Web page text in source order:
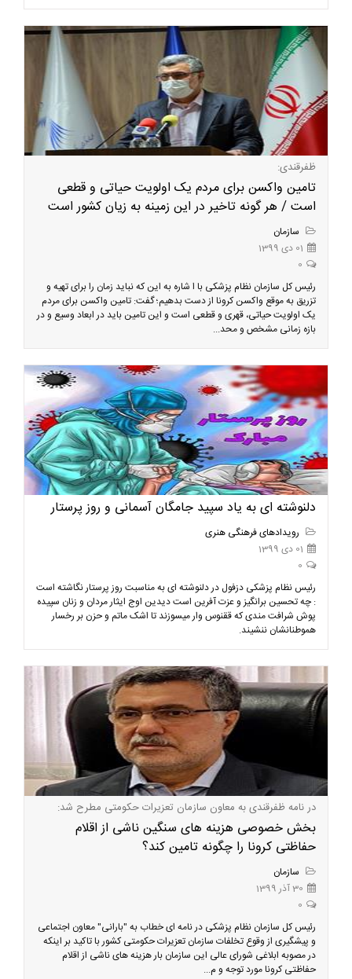
ظفرقندی:
تامین واکسن برای مردم یک اولویت حیاتی و قطعی
است / هر گونه تاخیر در این زمینه به زیان کشور است
سازمان
01 دی 1399
0
رئیس کل سازمان نظام پزشکی با ا شاره به این که نباید زمان را برای تهیه و
تزریق به موقع واکسن کرونا از دست بدهیم؛ گفت: تامین واکسن برای مردم‌
یک اولویت حیاتی، قهری و قطعی است و این تامین باید در ابعاد وسیع و در
بازه زمانی مشخص و محد...
دلنوشته ای به یاد سپید جامگان آسمانی و روز پرستار
رویدادهای فرهنگی هنری
01 دی 1399
0
رئیس نظام پزشکی دزفول در دلنوشته ای به مناسبت روز پرستار نگاشته است
: چه تحسین برانگیز و عزت آفرین است دیدین اوج ایثار مردان و زنان سپیده
پوش شرافت مندی که ققنوس وار میسوزند تا اشک ماتم و حزن بر رخسار
هموطنانشان ننشیند.
در نامه ظفرقندی به معاون سازمان تعزیرات حکومتی مطرح شد:
بخش خصوصی هزینه های سنگین ناشی از اقلام
حفاظتی کرونا را چگونه تامین کند؟
سازمان
30 آذر 1399
0
رئیس کل سازمان نظام پزشکی در نامه ای خطاب به "بارانی" معاون اجتماعی
و پیشگیری از وقوع تخلفات سازمان تعزیرات حکومتی کشور با تاکید بر اینکه
در مصوبه ابلاغی شورای عالی این سازمان بار هزینه های ناشی از اقلام
حفاظتی کرونا مورد توجه و م...